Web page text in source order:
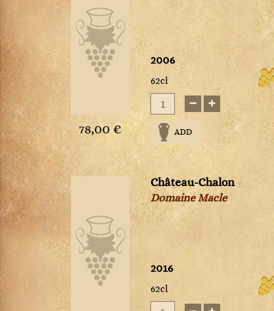
Rhum
Richebourg
Riesling
Roederer
Rosae Vino Rosso
Rosso Di Montalcino
Roussette de Savoie
Saint-Aubin
Saint-Emilion
Saint-Estèphe
Saint-Véran
Sancerre
Santenay
Saumur Champigny
Sauternes
Savigny-lès-Beaune
Schoenenbourg
78,00 €
2006
62cl
ADD
Château-Chalon
Domaine Macle
2016
62cl